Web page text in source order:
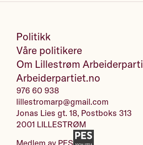
Politikk
Våre politikere
Om Lillestrøm Arbeiderparti
Arbeiderpartiet.no
976 60 938
lillestromarp@gmail.com
Jonas Lies gt. 18, Postboks 313
2001 LILLESTRØM
Medlem av PES